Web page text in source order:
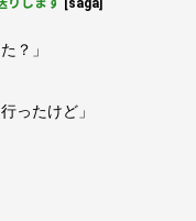
りします [saga]
？」
ったけど」